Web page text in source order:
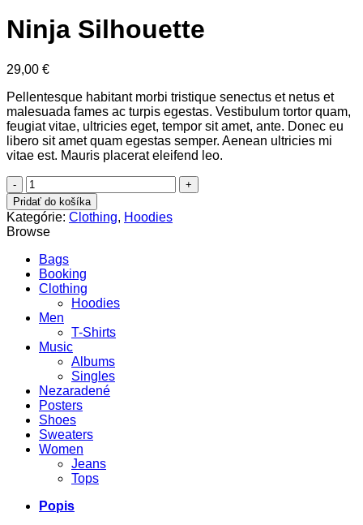
Ninja Silhouette
29,00 €
Pellentesque habitant morbi tristique senectus et netus et
malesuada fames ac turpis egestas. Vestibulum tortor quam,
feugiat vitae, ultricies eget, tempor sit amet, ante. Donec eu
libero sit amet quam egestas semper. Aenean ultricies mi
vitae est. Mauris placerat eleifend leo.
množstvo
Ninja
Silhouette
Pridať do košíka
Kategórie: Clothing, Hoodies
Browse
Bags
Booking
Clothing
Hoodies
Men
T-Shirts
Music
Albums
Singles
Nezaradené
Posters
Shoes
Sweaters
Women
Jeans
Tops
Popis